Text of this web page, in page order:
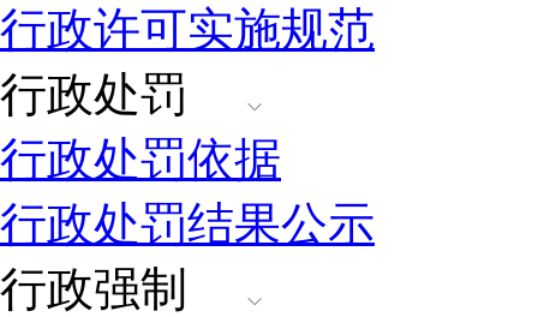
行政许可实施规范
行政处罚
行政处罚依据
行政处罚结果公示
行政强制